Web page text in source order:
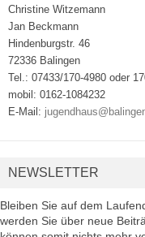
Christine Witzemann
Jan Beckmann
Hindenburgstr. 46
72336 Balingen
Tel.: 07433/170-4980 oder
mobil: 0162-1084232
E-Mail:
NEWSLETTER
Bleiben Sie auf dem
werden Sie über neue